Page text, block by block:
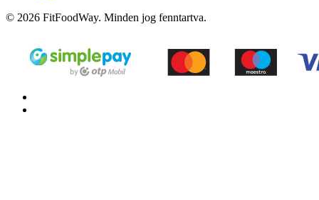
© 2026 FitFoodWay. Minden jog fenntartva.